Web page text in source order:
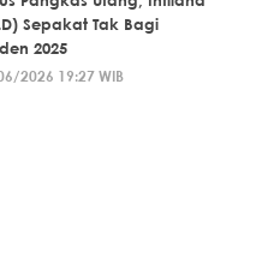
Sepakat Tak Bagi
2025
2026 19:27 WIB